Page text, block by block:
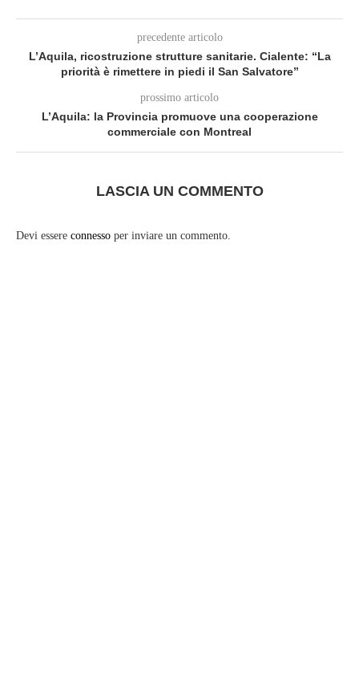
precedente articolo
L’Aquila, ricostruzione strutture sanitarie. Cialente: “La
priorità è rimettere in piedi il San Salvatore”
prossimo articolo
L’Aquila: la Provincia promuove una cooperazione
commerciale con Montreal
LASCIA UN COMMENTO
Devi essere connesso per inviare un commento.